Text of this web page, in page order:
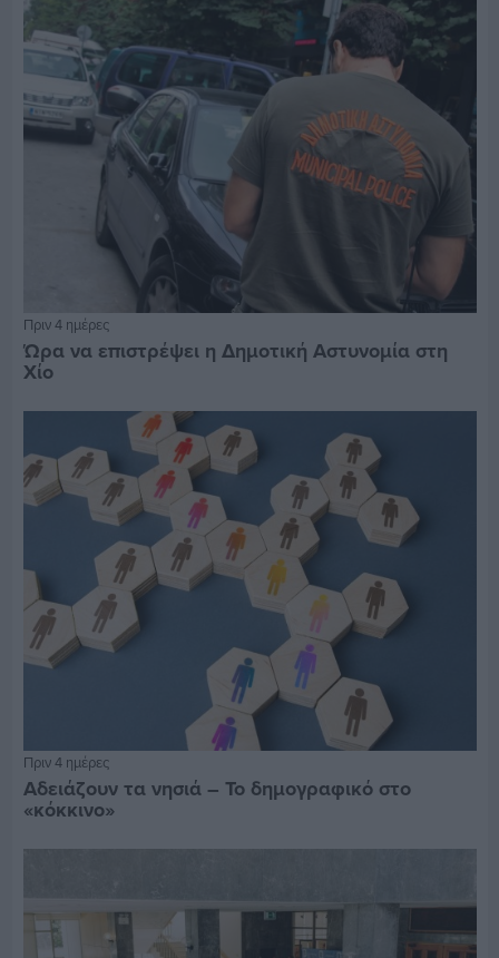
Πριν 4 ημέρες
Ώρα να επιστρέψει η Δημοτική Αστυνομία στη
Χίο
Πριν 4 ημέρες
Αδειάζουν τα νησιά – Το δημογραφικό στο
«κόκκινο»